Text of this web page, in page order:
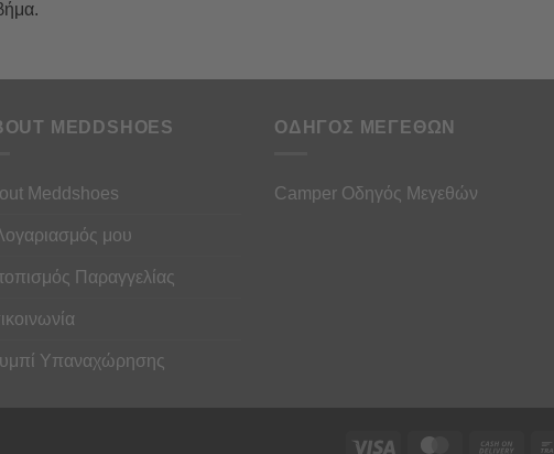
MEDDSHOES
Meddshoes
μου
Παραγγελίας
Υπαναχώρησης
ΟΔΗΓΟΣ ΜΕΓΕΘΩΝ
Camper Οδηγός Μεγεθών
Visa MasterCardCash